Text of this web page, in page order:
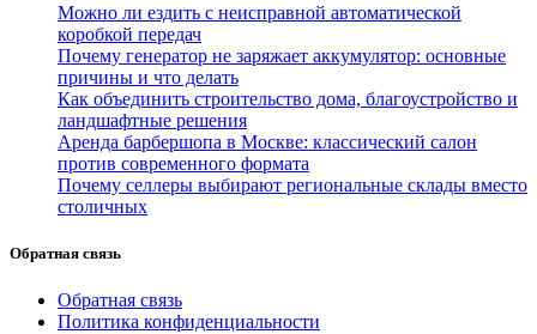
Можно ли ездить с неисправной автоматической
коробкой передач
Почему генератор не заряжает аккумулятор: основные
причины и что делать
Как объединить строительство дома, благоустройство и
ландшафтные решения
Аренда барбершопа в Москве: классический салон
против современного формата
Почему селлеры выбирают региональные склады вместо
столичных
Обратная связь
Обратная связь
Политика конфиденциальности